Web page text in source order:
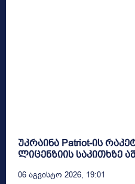
უკრაინა Patriot-ის
ლიცენზიის საკითხზე
06 Აგვისტო 2026, 19:01